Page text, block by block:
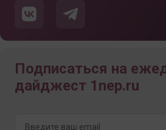
Подписаться на
дайджест 1nep.ru